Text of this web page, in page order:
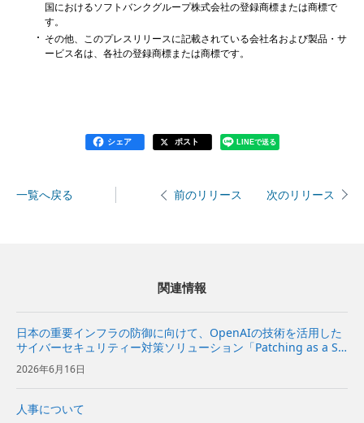
国におけるソフトバンクグループ株式会社の登録商標または商標で
す。
その他、このプレスリリースに記載されている会社名および製品・サ
ービス名は、各社の登録商標または商標です。
シェア ポスト LINEで送る
一覧へ戻る 前のリリース 次のリリース
関連情報
日本の重要インフラの防御に向けて、OpenAIの技術を活用した
サイバーセキュリティー対策ソリューション「Patching as a Se
rvice」を提供開始～企業向けに、脆弱性診断から修復方針の策
定、実装の提案までを一気通貫で支援～ | ...
2026年6月16日
人事について